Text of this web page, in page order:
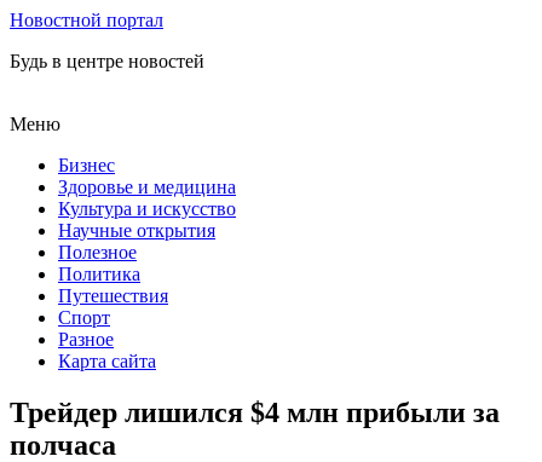
Новостной портал
Будь в центре новостей
Меню
Бизнес
Здоровье и медицина
Культура и искусство
Научные открытия
Полезное
Политика
Путешествия
Спорт
Разное
Карта сайта
Трейдер лишился $4 млн прибыли за
полчаса